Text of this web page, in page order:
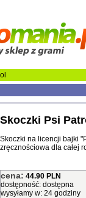
Skoczki Psi
Skoczki na licencji bajki
zręcznościowa dla całej
cena: 44.90 PLN
dostępność: dostępna
wysyłamy w: 24 godziny